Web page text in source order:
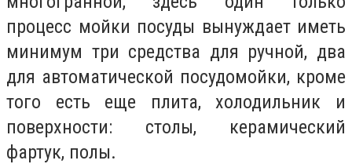
процесс мойки посуды вынуждает иметь
минимум три средства для ручной, два
для автоматической посудомойки, кроме
того есть еще плита, холодильник и
поверхности: столы, керамический
фартук, полы.